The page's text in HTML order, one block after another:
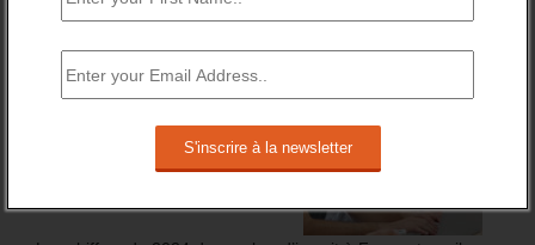
FT : + 100 000 INSCRITS EN 2024